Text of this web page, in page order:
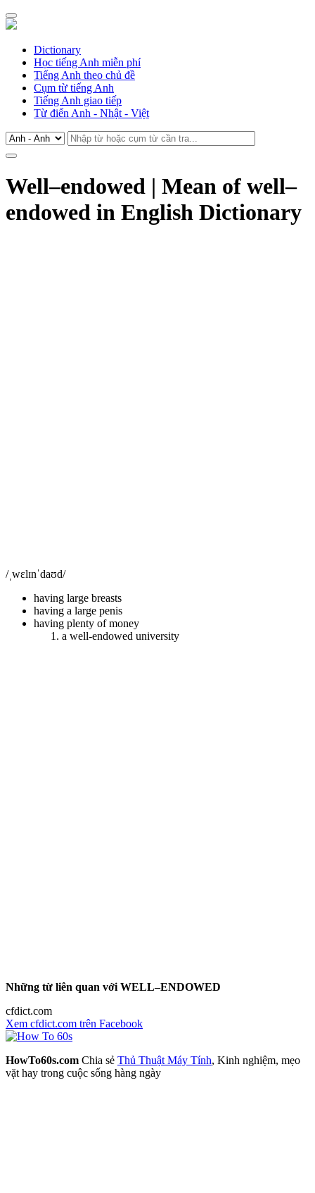
Dictionary
Học tiếng Anh miễn phí
Tiếng Anh theo chủ đề
Cụm từ tiếng Anh
Tiếng Anh giao tiếp
Từ điển Anh - Nhật - Việt
Well–endowed | Mean of well–
endowed in English Dictionary
/ˌwɛlɪnˈdaʊd/
having large breasts
having a large penis
having plenty of money
a well-endowed university
Những từ liên quan với WELL–ENDOWED
cfdict.com
Xem cfdict.com trên Facebook
HowTo60s.com Chia sẻ Thủ Thuật Máy Tính, Kinh nghiệm, mẹo
vặt hay trong cuộc sống hàng ngày